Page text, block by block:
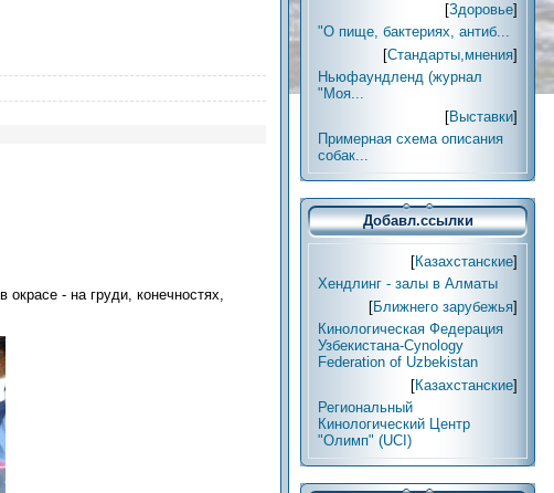
- на груди, конечностях,
[Здоровье]
"О пище, бактериях, антиб...
[Стандарты,мнения]
Ньюфаундленд (журнал
"Моя...
[Выставки]
Примерная схема описания
собак...
Добавл.ссылки
[Казахстанские]
Хендлинг - залы в Алматы
[Ближнего зарубежья]
Кинологическая Федерация
Узбекистана-Cynology
Federation of Uzbekistan
[Казахстанские]
Региональный
Кинологический Центр
"Олимп" (UCI)